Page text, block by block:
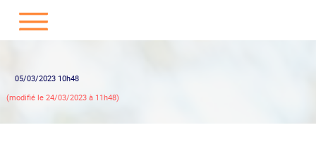
05/03/2023 10h48
(modifié le 24/03/2023 à 11h48)